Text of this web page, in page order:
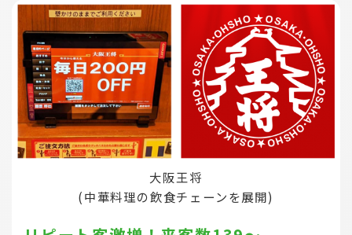
大阪王将
(中華料理の飲食チェーンを展開)